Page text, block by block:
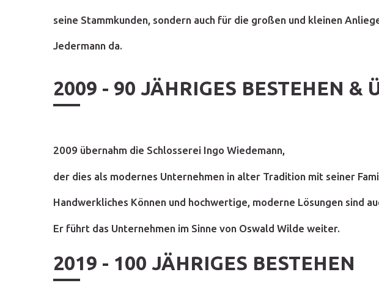
seine Stammkunden, sondern auch für die großen und kleinen
Jedermann da.
2009 - 90 JÄHRIGES BESTEHEN &
2009 übernahm die Schlosserei Ingo Wiedemann,
der dies als modernes Unternehmen in alter Tradition mit seiner
Handwerkliches Können und hochwertige, moderne Lösungen sind
Er führt das Unternehmen im Sinne von Oswald Wilde weiter.
2019 - 100 JÄHRIGES BESTEHEN